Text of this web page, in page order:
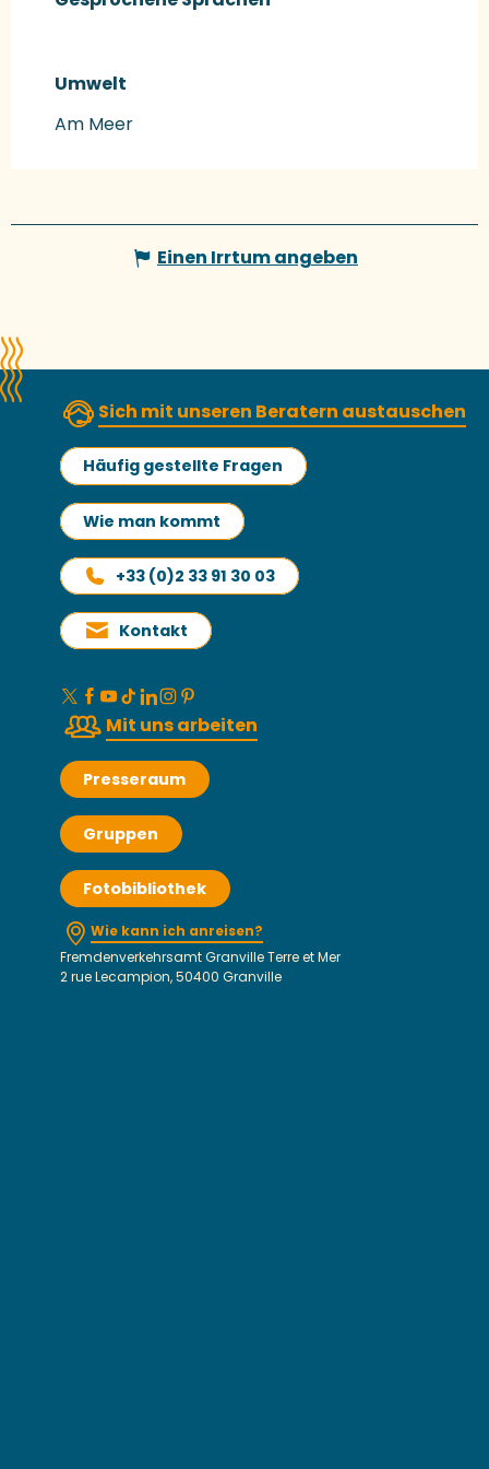
Umwelt
Umwelt
Am Meer
Einen Irrtum angeben
Sich mit unseren Beratern austauschen
Häufig gestellte Fragen
Wie man kommt
+33 (0)2 33 91 30 03
Kontakt
Mit uns arbeiten
Presseraum
Gruppen
Fotobibliothek
Wie kann ich anreisen?
Fremdenverkehrsamt Granville Terre et Mer
2 rue Lecampion, 50400 Granville